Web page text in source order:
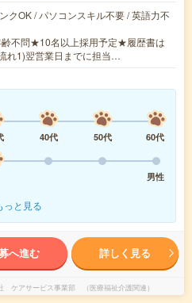
クOK / パソコンスキル不要 / 英語力不
齢不問★10名以上採用予定★履歴書は
れ1)翌営業日までに担当…
40代 50代
60代
男性
っと見る
へ進む 詳しく見る
ケアサービス事業部 （医療福祉介護関連）